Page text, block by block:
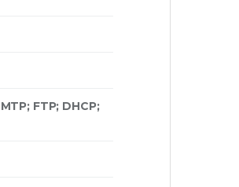
FTP; DHCP;